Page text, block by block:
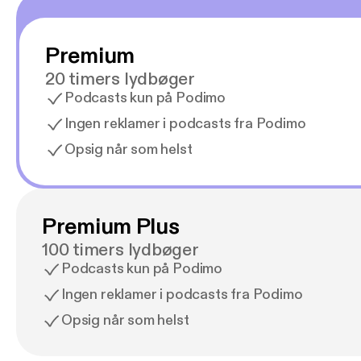
Premium
20 timers lydbøger
Podcasts kun på Podimo
Ingen reklamer i podcasts fra Podimo
Opsig når som helst
Premium Plus
100 timers lydbøger
Podcasts kun på Podimo
Ingen reklamer i podcasts fra Podimo
Opsig når som helst